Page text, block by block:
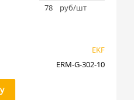
78
руб/шт
EKF
ERM-G-302-10